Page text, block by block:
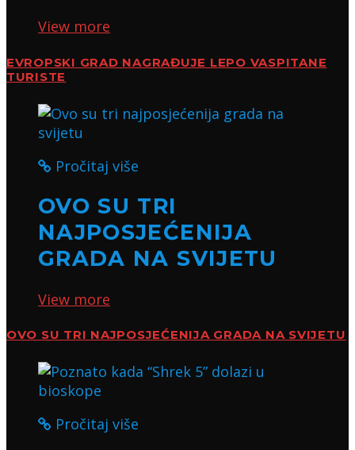
View more
EVROPSKI GRAD NAGRAĐUJE LEPO VASPITANE
TURISTE
Pročitaj više
OVO SU TRI
NAJPOSJEĆENIJA
GRADA NA SVIJETU
View more
OVO SU TRI NAJPOSJEĆENIJA GRADA NA SVIJETU
Pročitaj više